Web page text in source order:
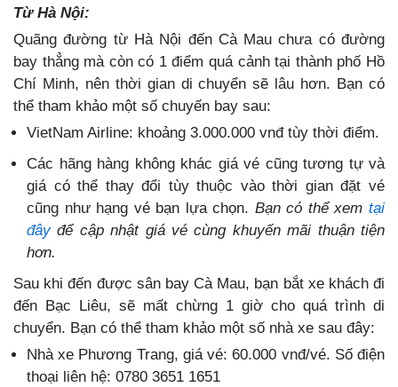
Từ Hà Nội:
Quãng đường từ Hà Nội đến Cà Mau chưa có đường
bay thẳng mà còn có 1 điểm quá cảnh tại thành phố Hồ
Chí Minh, nên thời gian di chuyển sẽ lâu hơn. Bạn có
thể tham khảo một số chuyến bay sau:
VietNam Airline: khoảng 3.000.000 vnđ tùy thời điểm.
Các hãng hàng không khác giá vé cũng tương tự và
giá có thể thay đổi tùy thuộc vào thời gian đặt vé
cũng như hạng vé bạn lựa chọn. Bạn có thể xemtại
đâyđể cập nhật giá vé cùng khuyến mãi thuận tiện
hơn.
Sau khi đến được sân bay Cà Mau, bạn bắt xe khách đi
đến Bạc Liêu, sẽ mất chừng 1 giờ cho quá trình di
chuyển. Bạn có thể tham khảo một số nhà xe sau đây:
Nhà xe Phương Trang, giá vé: 60.000 vnđ/vé. Số điện
thoại liên hệ: 0780 3651 1651